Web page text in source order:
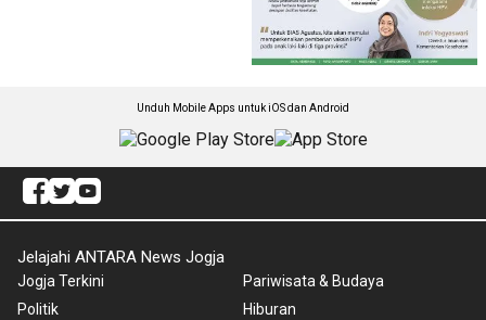
Unduh Mobile Apps untuk iOS dan Android
Jelajahi ANTARA News Jogja
Jogja Terkini
Politik
Pariwisata & Budaya
Hiburan